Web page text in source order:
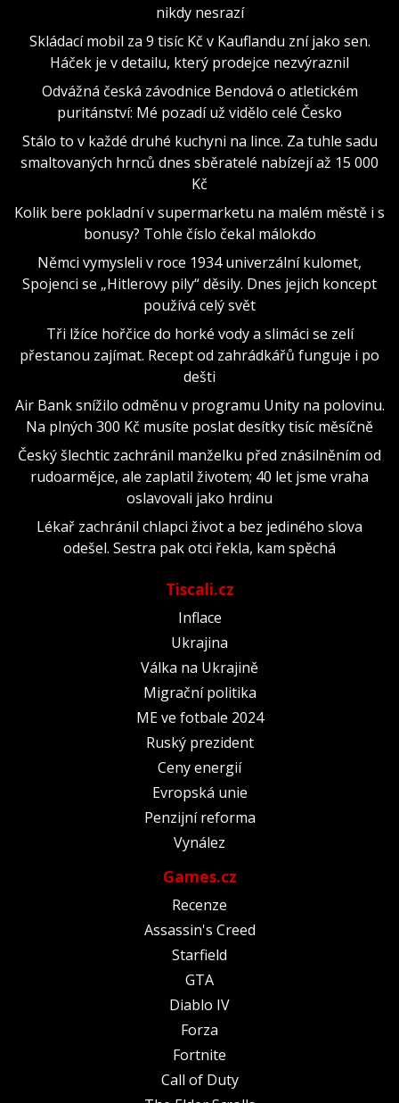
nikdy nesrazí
Skládací mobil za 9 tisíc Kč v Kauflandu zní jako sen.
Háček je v detailu, který prodejce nezvýraznil
Odvážná česká závodnice Bendová o atletickém
puritánství: Mé pozadí už vidělo celé Česko
Stálo to v každé druhé kuchyni na lince. Za tuhle sadu
smaltovaných hrnců dnes sběratelé nabízejí až 15 000
Kč
Kolik bere pokladní v supermarketu na malém městě i s
bonusy? Tohle číslo čekal málokdo
Němci vymysleli v roce 1934 univerzální kulomet,
Spojenci se „Hitlerovy pily“ děsily. Dnes jejich koncept
používá celý svět
Tři lžíce hořčice do horké vody a slimáci se zelí
přestanou zajímat. Recept od zahrádkářů funguje i po
dešti
Air Bank snížilo odměnu v programu Unity na polovinu.
Na plných 300 Kč musíte poslat desítky tisíc měsíčně
Český šlechtic zachránil manželku před znásilněním od
rudoarmějce, ale zaplatil životem; 40 let jsme vraha
oslavovali jako hrdinu
Lékař zachránil chlapci život a bez jediného slova
odešel. Sestra pak otci řekla, kam spěchá
Tiscali.cz
Inflace
Ukrajina
Válka na Ukrajině
Migrační politika
ME ve fotbale 2024
Ruský prezident
Ceny energií
Evropská unie
Penzijní reforma
Vynález
Games.cz
Recenze
Assassin's Creed
Starfield
GTA
Diablo IV
Forza
Fortnite
Call of Duty